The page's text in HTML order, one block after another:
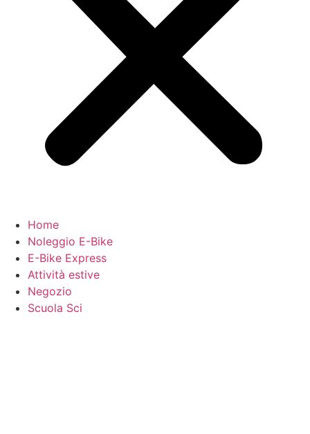
Home
Noleggio E-Bike
E-Bike Express
Attività estive
Negozio
Scuola Sci